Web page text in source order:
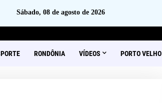
Sábado, 08 de agosto de 2026
RONDÔNIA VÍDEOS PORTO VELHO